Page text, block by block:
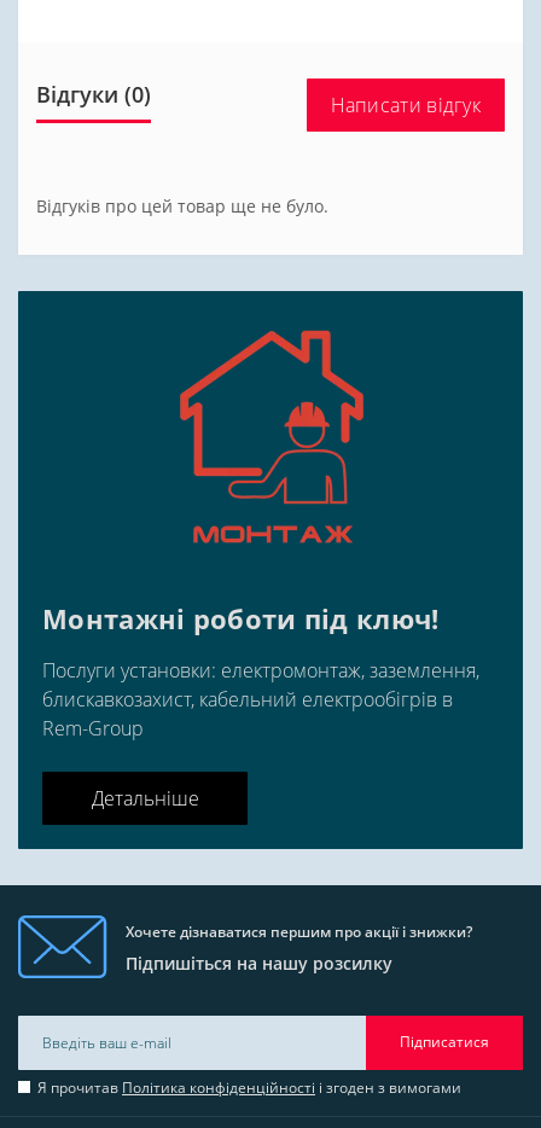
Відгуки (0) Написати відгук
Відгуків про цей товар ще не було.
Монтажні роботи під ключ!
Послуги установки: електромонтаж, заземлення,
блискавкозахист, кабельний електрообігрів в
Rem-Group
Детальніше
Хочете дізнаватися першим про акції і знижки?
Підпишіться на нашу розсилку
Підписатися
Я прочитав Політика конфіденційності і згоден з вимогами